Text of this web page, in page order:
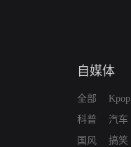
自媒体
全部
科普
国风
Kpop
汽车
搞笑